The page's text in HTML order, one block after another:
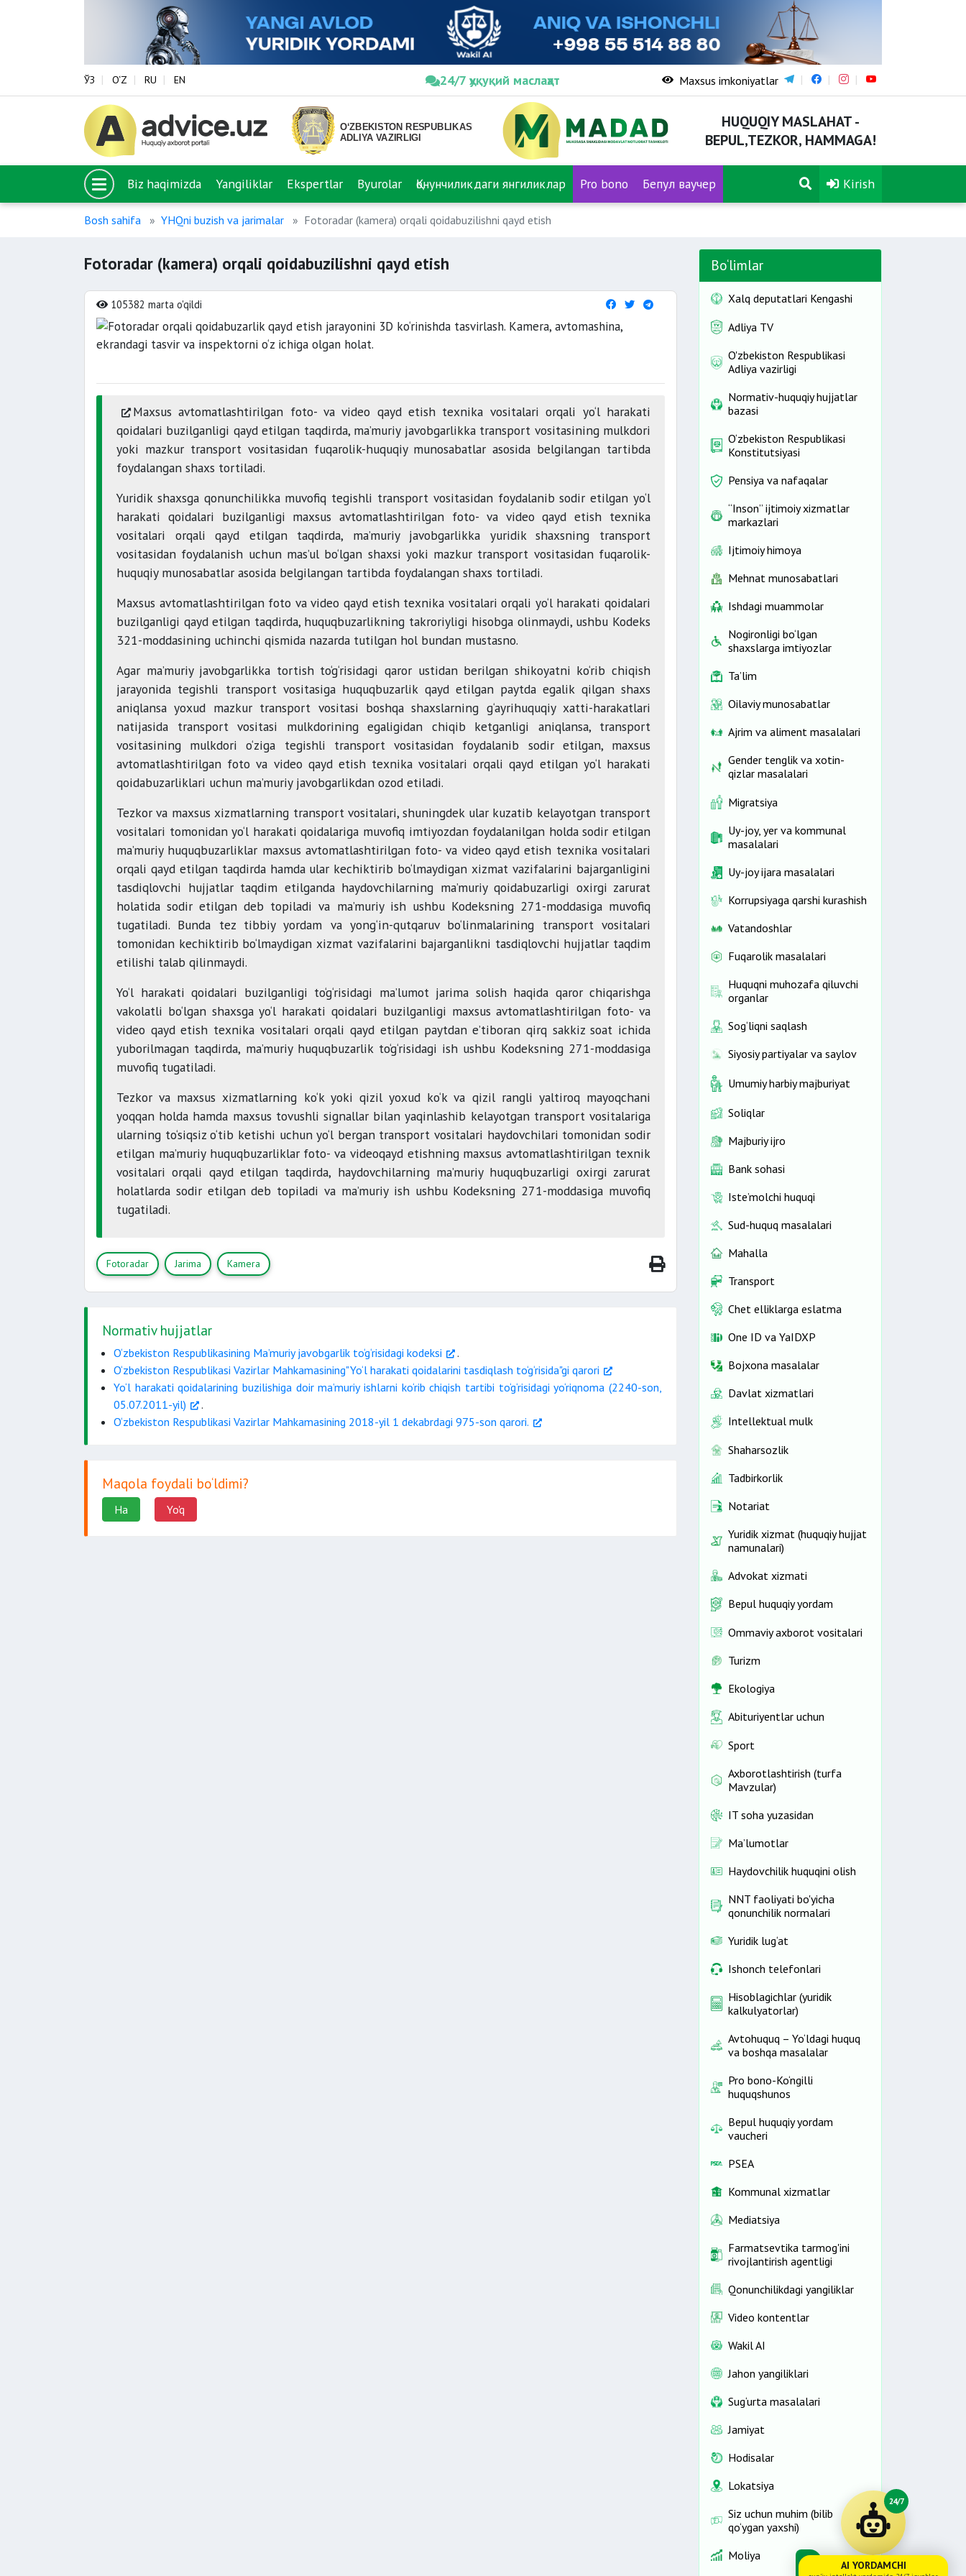
ЎЗ O‘Z RU EN 24/7 ҳуқуқий маслаҳат Maxsus imkoniyatlar
HUQUQIY MASLAHAT -
BEPUL,TEZKOR, HAMMAGA!
Biz haqimizda Yangiliklar Ekspertlar Byurolar Қонунчиликдаги янгиликлар Pro bono Бепул ваучер Kirish
Bosh sahifa YHQni buzish va jarimalar Fotoradar (kamera) orqali qoidabuzilishni qayd etish
Fotoradar (kamera) orqali qoidabuzilishni qayd etish
105382 marta o'qildi
Maxsus avtomatlashtirilgan foto- va video qayd etish texnika vositalari orqali yo‘l harakati
qoidalari buzilganligi qayd etilgan taqdirda, ma’muriy javobgarlikka transport vositasining mulkdori
yoki mazkur transport vositasidan fuqarolik-huquqiy munosabatlar asosida belgilangan tartibda
foydalangan shaxs tortiladi.
Yuridik shaxsga qonunchilikka muvofiq tegishli transport vositasidan foydalanib sodir etilgan yo‘l
harakati qoidalari buzilganligi maxsus avtomatlashtirilgan foto- va video qayd etish texnika
vositalari orqali qayd etilgan taqdirda, ma’muriy javobgarlikka yuridik shaxsning transport
vositasidan foydalanish uchun mas’ul bo‘lgan shaxsi yoki mazkur transport vositasidan fuqarolik-
huquqiy munosabatlar asosida belgilangan tartibda foydalangan shaxs tortiladi.
Maxsus avtomatlashtirilgan foto va video qayd etish texnika vositalari orqali yo‘l harakati qoidalari
buzilganligi qayd etilgan taqdirda, huquqbuzarlikning takroriyligi hisobga olinmaydi, ushbu Kodeks
321-moddasining uchinchi qismida nazarda tutilgan hol bundan mustasno.
Agar ma’muriy javobgarlikka tortish to‘g‘risidagi qaror ustidan berilgan shikoyatni ko‘rib chiqish
jarayonida tegishli transport vositasiga huquqbuzarlik qayd etilgan paytda egalik qilgan shaxs
aniqlansa yoxud mazkur transport vositasi boshqa shaxslarning g‘ayrihuquqiy xatti-harakatlari
natijasida transport vositasi mulkdorining egaligidan chiqib ketganligi aniqlansa, transport
vositasining mulkdori o‘ziga tegishli transport vositasidan foydalanib sodir etilgan, maxsus
avtomatlashtirilgan foto va video qayd etish texnika vositalari orqali qayd etilgan yo‘l harakati
qoidabuzarliklari uchun ma’muriy javobgarlikdan ozod etiladi.
Tezkor va maxsus xizmatlarning transport vositalari, shuningdek ular kuzatib kelayotgan transport
vositalari tomonidan yo‘l harakati qoidalariga muvofiq imtiyozdan foydalanilgan holda sodir etilgan
ma’muriy huquqbuzarliklar maxsus avtomatlashtirilgan foto- va video qayd etish texnika vositalari
orqali qayd etilgan taqdirda hamda ular kechiktirib bo‘lmaydigan xizmat vazifalarini bajarganligini
tasdiqlovchi hujjatlar taqdim etilganda haydovchilarning ma’muriy qoidabuzarligi oxirgi zarurat
holatida sodir etilgan deb topiladi va ma’muriy ish ushbu Kodeksning 271-moddasiga muvofiq
tugatiladi. Bunda tez tibbiy yordam va yong‘in-qutqaruv bo‘linmalarining transport vositalari
tomonidan kechiktirib bo‘lmaydigan xizmat vazifalarini bajarganlikni tasdiqlovchi hujjatlar taqdim
etilishi talab qilinmaydi.
Yo‘l harakati qoidalari buzilganligi to‘g‘risidagi ma’lumot jarima solish haqida qaror chiqarishga
vakolatli bo‘lgan shaxsga yo‘l harakati qoidalari buzilganligi maxsus avtomatlashtirilgan foto- va
video qayd etish texnika vositalari orqali qayd etilgan paytdan e’tiboran qirq sakkiz soat ichida
yuborilmagan taqdirda, ma’muriy huquqbuzarlik to‘g‘risidagi ish ushbu Kodeksning 271-moddasiga
muvofiq tugatiladi.
Tezkor va maxsus xizmatlarning ko‘k yoki qizil yoxud ko‘k va qizil rangli yaltiroq mayoqchani
yoqqan holda hamda maxsus tovushli signallar bilan yaqinlashib kelayotgan transport vositalariga
ularning to‘siqsiz o‘tib ketishi uchun yo‘l bergan transport vositalari haydovchilari tomonidan sodir
etilgan ma’muriy huquqbuzarliklar foto- va videoqayd etishning maxsus avtomatlashtirilgan texnik
vositalari orqali qayd etilgan taqdirda, haydovchilarning ma’muriy huquqbuzarligi oxirgi zarurat
holatlarda sodir etilgan deb topiladi va ma’muriy ish ushbu Kodeksning 271-moddasiga muvofiq
tugatiladi.
Fotoradar Jarima Kamera
Normativ hujjatlar
O‘zbekiston Respublikasining Ma’muriy javobgarlik to‘g‘risidagi kodeksi
.
O‘zbekiston Respublikasi Vazirlar Mahkamasining"Yo‘l harakati qoidalarini tasdiqlash to‘g‘risida"gi qarori
Yo‘l harakati qoidalarining buzilishiga doir ma’muriy ishlarni ko‘rib chiqish tartibi to‘g‘risidagi yo‘riqnoma (2240-son,
05.07.2011-yil)
.
O‘zbekiston Respublikasi Vazirlar Mahkamasining 2018-yil 1 dekabrdagi 975-son qarori.
Maqola foydali bo‘ldimi?
Ha Yo'q
Bo‘limlar
Xalq deputatlari Kengashi
Adliya TV
O'zbekiston Respublikasi
Adliya vazirligi
Normativ-huquqiy hujjatlar
bazasi
O‘zbekiston Respublikasi
Konstitutsiyasi
Pensiya va nafaqalar
“Inson” ijtimoiy xizmatlar
markazlari
Ijtimoiy himoya
Mehnat munosabatlari
Ishdagi muammolar
Nogironligi bo‘lgan
shaxslarga imtiyozlar
Ta’lim
Oilaviy munosabatlar
Ajrim va aliment masalalari
Gender tenglik va xotin-
qizlar masalalari
Migratsiya
Uy-joy, yer va kommunal
masalalari
Uy-joy ijara masalalari
Korrupsiyaga qarshi kurashish
Vatandoshlar
Fuqarolik masalalari
Huquqni muhozafa qiluvchi
organlar
Sog‘liqni saqlash
Siyosiy partiyalar va saylov
Umumiy harbiy majburiyat
Soliqlar
Majburiy ijro
Bank sohasi
Iste’molchi huquqi
Sud-huquq masalalari
Mahalla
Transport
Chet elliklarga eslatma
One ID vа YaIDXP
Bojxona masalalar
Davlat xizmatlari
Intellektual mulk
Shaharsozlik
Tadbirkorlik
Notariat
Yuridik xizmat (huquqiy hujjat
namunalari)
Advokat xizmati
Bepul huquqiy yordam
Ommaviy axborot vositalari
Turizm
Ekologiya
Abituriyentlar uchun
Sport
Axborotlashtirish (turfa
Mavzular)
IT soha yuzasidan
Ma’lumotlar
Haydovchilik huquqini olish
NNT faoliyati bo'yicha
qonunchilik normalari
Yuridik lug‘at
Ishonch telefonlari
Hisoblagichlar (yuridik
kalkulyatorlar)
Avtohuquq – Yo‘ldagi huquq
va boshqa masalalar
Pro bono-Ko‘ngilli
huquqshunos
Bepul huquqiy yordam
vaucheri
PSEA
Kommunal xizmatlar
Mediatsiya
Farmatsevtika tarmog'ini
rivojlantirish agentligi
Qonunchilikdagi yangiliklar
Video kontentlar
Wakil AI
Jahon yangiliklari
Sug‘urta masalalari
Jamiyat
Hodisalar
Lokatsiya
Siz uchun muhim (bilib
qo‘ygan yaxshi)
Moliya
24/7
AI YORDAMCHI